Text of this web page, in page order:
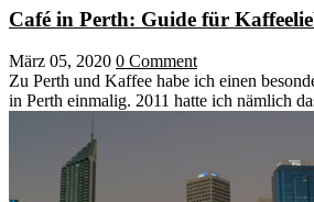
Café in Perth: Guide für
März 05, 2020 0 Comment
Zu Perth und Kaffee habe ich einen
in Perth einmalig. 2011 hatte ich nämlich